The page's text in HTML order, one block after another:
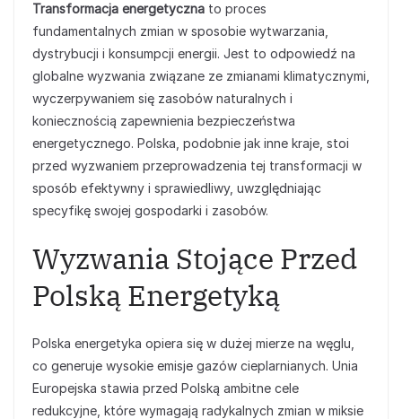
Transformacja energetyczna to proces
fundamentalnych zmian w sposobie wytwarzania,
dystrybucji i konsumpcji energii. Jest to odpowiedź na
globalne wyzwania związane ze zmianami klimatycznymi,
wyczerpywaniem się zasobów naturalnych i
koniecznością zapewnienia bezpieczeństwa
energetycznego. Polska, podobnie jak inne kraje, stoi
przed wyzwaniem przeprowadzenia tej transformacji w
sposób efektywny i sprawiedliwy, uwzględniając
specyfikę swojej gospodarki i zasobów.
Wyzwania Stojące Przed
Polską Energetyką
Polska energetyka opiera się w dużej mierze na węglu,
co generuje wysokie emisje gazów cieplarnianych. Unia
Europejska stawia przed Polską ambitne cele
redukcyjne, które wymagają radykalnych zmian w miksie